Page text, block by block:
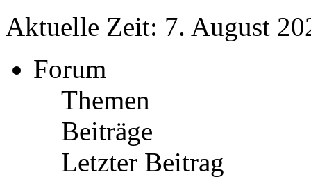
Aktuelle Zeit: 7. August
Forum
Themen
Beiträge
Letzter Beitrag